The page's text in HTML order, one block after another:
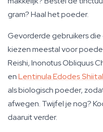
gram? Haal het poeder.
Gevorderde gebruikers
kiezen meestal voor
Reishi, Inonotus Obliquus
enLentinula Edodes
als biologisch poeder,
afwegen. Twijfel je nog?
daaruit verder.